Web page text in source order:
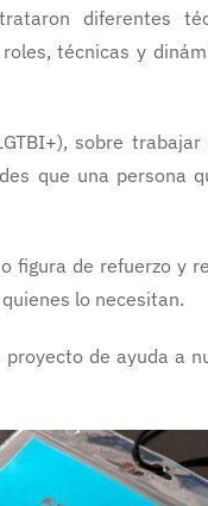
diferentes
técnicas y
sobre
que una persona
de refuerzo y
lo necesitan.
de ayuda a